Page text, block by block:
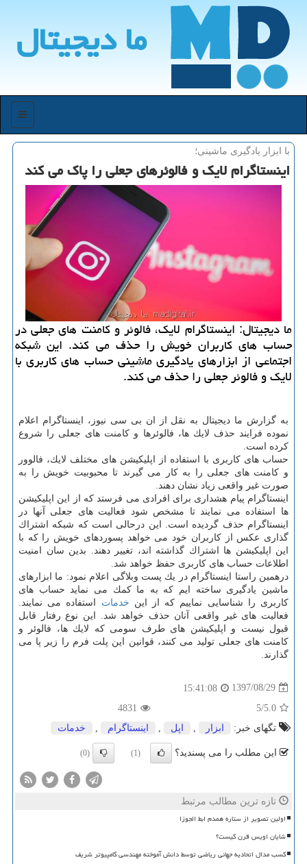
ما دیجیتال
منو
با ابزار یادگیری ماشینی؛
اینستاگرام لایك و فالوئرهای جعلی را پاك می كند
ما دیجیتال: اینستاگرام لایك، فالوئر و كامنت های جعلی در
حساب های كاربران خویش را حذف می كند. این شبكه
اجتماعی از ابزارهای یادگیری ماشینی حساب های كاربری با
لایك و فالوئر جعلی را حذف می كند.
به گزارش ما دیجیتال به نقل از ان بی سی نیوز، اینستاگرام اعلام
نموده فرایند حذف لایك ها، فالوئرها و كامنت های جعلی را شروع
كرده است.
حساب های كاربری با استفاده از اپلیكیشن های مختلف لایك، فالوور
و كامنت های جعلی را به كار می گیرند تا محبوبیت خویش را به
صورت غیر واقعی زیاد نشان دهند.
اینستاگرام پیام هشداری برای افرادی می فرستد كه از این اپلیكیشن
ها استفاده می نمایند تا مشخص شود فعالیت های جعلی آنها در
اینستاگرام حذف گردیده است. این درحالی است كه شبكه اشتراك
گذاری عكس از كاربران خود می خواهد پسوردهای خویش را كه با
این اپلیكیشن ها اشتراك گذاشته اند، تغییر دهند. بدین سان امنیت
اطلاعات حساب های كاربری حفظ خواهد شد.
درهمین راستا اینستاگرام در یك پست وبلاگی اعلام نمود: ما ابزارهای
ماشین یادگیری ساخته ایم كه به ما كمك می نماید حساب های
كاربری را شناسایی نماییم كه از این خدمات استفاده می نمایند.
فعالیت های غیر واقعی آنان حذف خواهد شد. این نوع رفتار قابل
قبول نیست و اپلیكیشن های طرف سومی كه لایك ها، فالوئر و
كامنت های جعلی تولید می كنند، قوانین این پلت فرم را زیر پا می
گذارند.
1397/08/29
15:41:08
5.0
/5
4831
تگهای خبر:
ابزار اپل اینستاگرام خدمات
این مطلب را می پسندید؟ (1)
(0)
تازه ترین مطالب مرتبط
اولین تصویر از ستاره همدم ابط الجوزا
شایان اویس قرن کیست؟
کسب مدال اتحادیه جهانی ریاضی توسط دانش آموخته مهندسی کامپیوتر شریف